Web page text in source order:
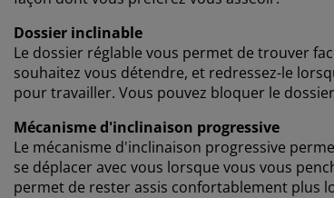
Dossier inclinable
Le dossier réglable vous permet de trouver
souhaitez vous détendre, et redressez-le
pour travailler. Vous pouvez bloquer le
Mécanisme d'inclinaison progressive
Le mécanisme d'inclinaison progressive
se déplacer avec vous lorsque vous vous
permet de rester assis confortablement plus